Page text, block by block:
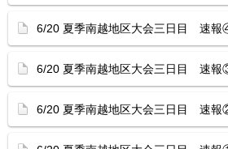
6/20 夏季南越地区大会三日目 速報
6/20 夏季南越地区大会三日目 速報
6/20 夏季南越地区大会三日目 速報